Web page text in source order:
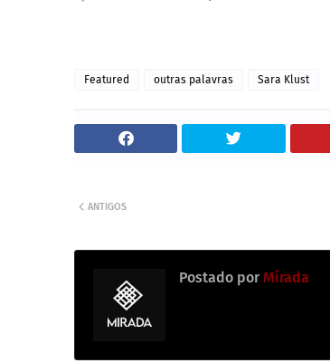
Featured outras palavras Sara Klust
ANTIGOS
Postado por Mirada